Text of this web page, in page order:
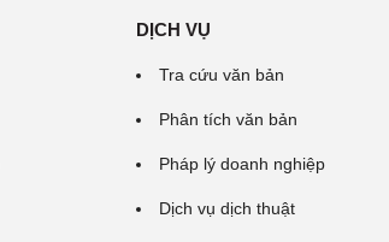
DỊCH VỤ
Tra cứu văn bản
Phân tích văn bản
Pháp lý doanh nghiệp
Dịch vụ dịch thuật